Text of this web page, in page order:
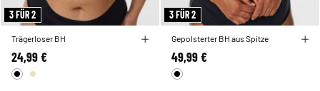
3 FÜR 2
Trägerloser BH
24,99 €
3 FÜR 2
Gepolsterter BH aus Spitze
49,99 €